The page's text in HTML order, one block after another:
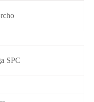
SPC